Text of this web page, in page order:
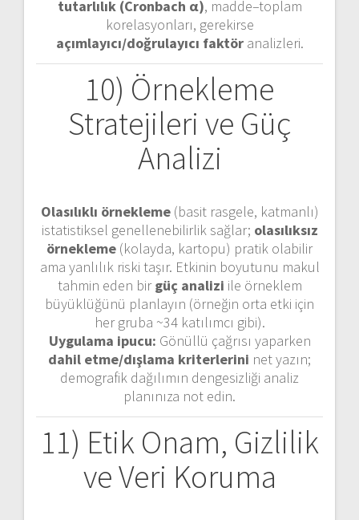
tutarlılık (Cronbach α), madde–toplam
korelasyonları, gerekirse
açımlayıcı/doğrulayıcı faktöranalizleri.
10) Örnekleme
Stratejileri ve Güç
Analizi
Olasılıklı örnekleme(basit rasgele, katmanlı)
istatistiksel genellenebilirlik sağlar; olasılıksız
örnekleme (kolayda, kartopu) pratik olabilir
ama yanlılık riski taşır. Etkinin boyutunu makul
tahmin eden birgüç analizi ile örneklem
büyüklüğünü planlayın (örneğin orta etki için
her gruba ~34 katılımcı gibi).
Uygulama ipucu: Gönüllü çağrısı yaparken
dahil etme/dışlama kriterlerini net yazın;
demografik dağılımın dengesizliği analiz
planınıza not edin.
11) Etik Onam, Gizlilik
ve Veri Koruma